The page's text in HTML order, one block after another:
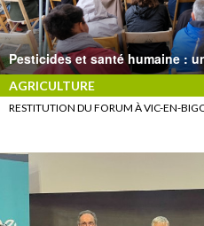
Pesticides et santé humaine :
AGRICULTURE
RESTITUTION DU FORUM À VIC-EN-